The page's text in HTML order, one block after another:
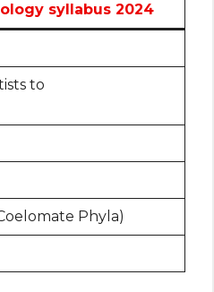
syllabus 2024
to
Phyla)